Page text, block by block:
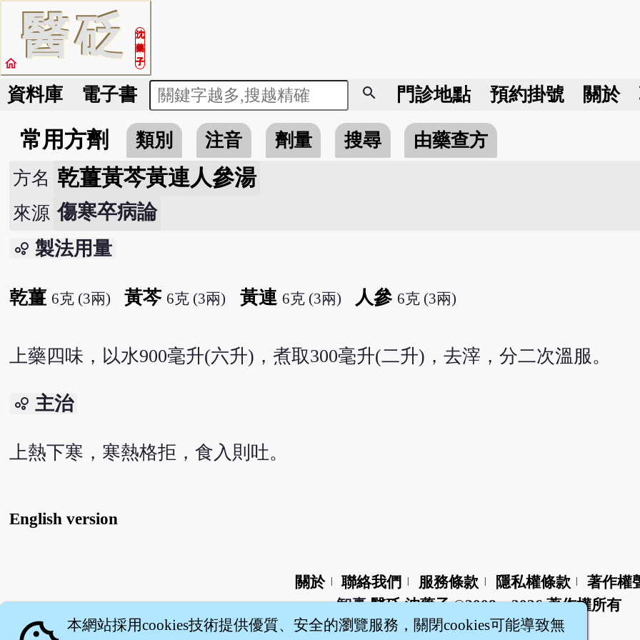
醫砭
沈
藥
子
home
資料庫 電子書 search 門診地點 預約掛號 關於
常用方劑 類別 注音 劑量 搜尋
由藥查方
方名 乾薑黃芩黃連人參湯
來源 傷寒卒病論
bubble_chart 製法用量
乾薑 6克 (3兩) 黃芩 6克 (3兩) 黃連 6克 (3兩) 人參 6克 (3兩)
上藥四味，以水900毫升(六升)，煮取300毫升(二升)，去滓，分二次溫服。
bubble_chart 主治
上熱下寒，寒熱格拒，食入則吐。
English version
關於 聯絡我們 服務條款 隱私權條款
著作權
智橐‧醫砭‧沈藥子©2008～2026著作權所有
本網站採用cookies技術提供優質、安全的瀏覽服務，關閉cookies可能導致無